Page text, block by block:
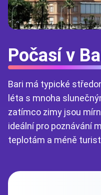
Počasí v
Bari má typické
léta s mnoha
zatímco zimy jsou
ideální pro poznávání
teplotám a méně